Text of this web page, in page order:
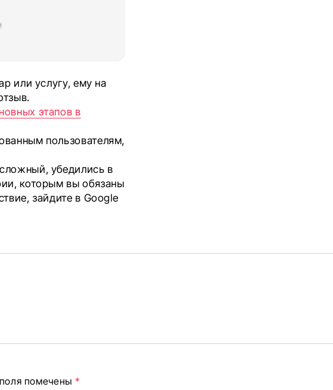
или услугу, ему на
этапов в
пользователям,
убедились в
которым вы обязаны
зайдите в Google
помечены *